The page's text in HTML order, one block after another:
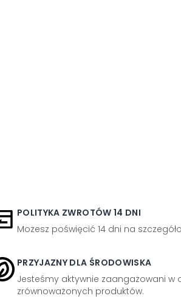
POLITYKA ZWROTÓW 14 DNI
Możesz poświęcić 14 dni na
PRZYJAZNY DLA ŚRODOWISKA
Jesteśmy aktywnie zaangażowani
zrównoważonych produktów.